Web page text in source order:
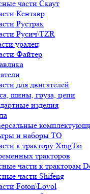
части Скаут
Кентавр
Рустрак
Русич\TZR
уралец
Файтер
для двигателей
шины, груза, цепи
изделия
и наборы ТО
к трактору XingTai
тракторов
части к тракторам
части Shifeng
Foton\Lovol